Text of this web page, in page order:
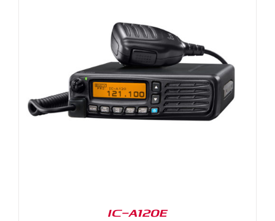
IC-A120E